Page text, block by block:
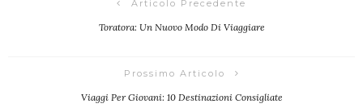
Articolo Precedente
Toratora: Un Nuovo Modo Di Viaggiare
Prossimo Articolo
Viaggi Per Giovani: 10 Destinazioni Consigliate